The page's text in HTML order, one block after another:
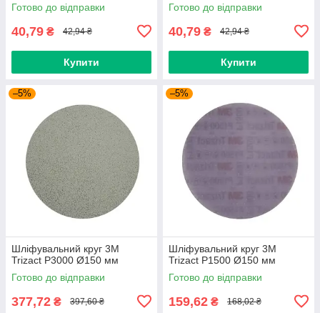
Готово до відправки
40,79 ₴ 42,94 ₴
Купити
Готово до відправки
40,79 ₴ 42,94 ₴
Купити
–5%
Шліфувальний круг 3M
Trizact Р3000 Ø150 мм
Готово до відправки
377,72 ₴ 397,60 ₴
–5%
Шліфувальний круг 3M
Trizact Р1500 Ø150 мм
Готово до відправки
159,62 ₴ 168,02 ₴